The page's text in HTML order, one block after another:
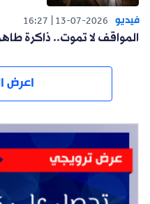
فيديو 13-07-2026
16:27
المواقف لا تموت.. ذاكرة
اعرض